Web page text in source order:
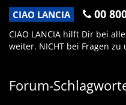
CIAO LANCIA 00
CIAO LANCIA hilft Dir bei
weiter. NICHT bei Fragen zu
Forum-